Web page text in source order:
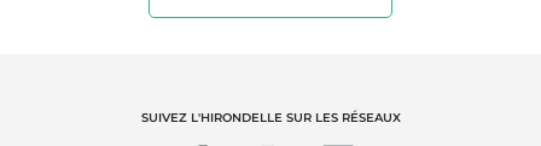
Qualité et securité alimentaire
SUIVEZ L'HIRONDELLE SUR LES RÉSEAUX